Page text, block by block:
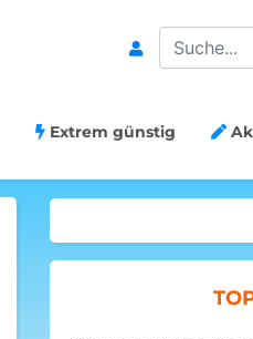
Search
Extrem günstig